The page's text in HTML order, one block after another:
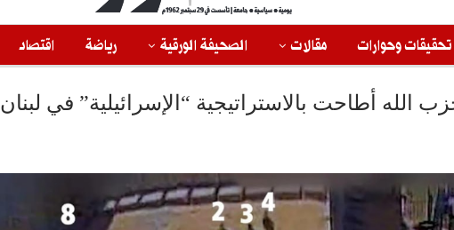
تحقيقات وحوارات مقالات الصحيفة الورقية رياضة اقتصاد
أطاحت بالاستراتيجية “الإسرائيلية” في لبنان